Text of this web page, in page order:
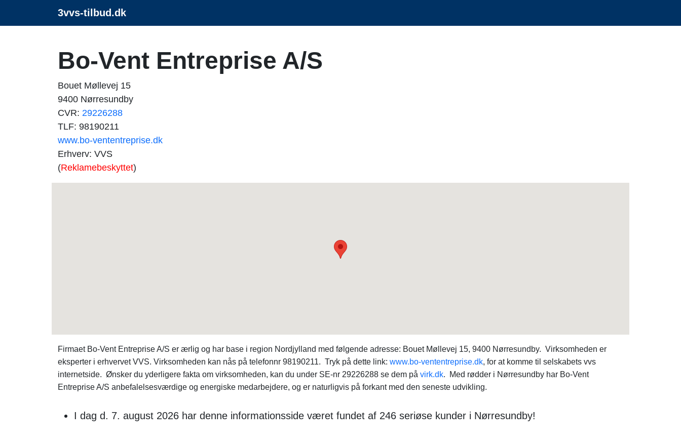
3vvs-tilbud.dk
Bo-Vent Entreprise A/S
Bouet Møllevej 15
9400 Nørresundby
CVR: 29226288
TLF: 98190211
www.bo-vententreprise.dk
Erhverv: VVS
(Reklamebeskyttet)
Firmaet Bo-Vent Entreprise A/S er ærlig og har base i region Nordjylland med følgende adresse: Bouet Møllevej 15, 9400 Nørresundby. Virksomheden er
eksperter i erhvervet VVS. Virksomheden kan nås på telefonnr 98190211. Tryk på dette link: www.bo-vententreprise.dk, for at komme til selskabets vvs
internetside. Ønsker du yderligere fakta om virksomheden, kan du under SE-nr 29226288 se dem på virk.dk. Med rødder i Nørresundby har Bo-Vent
Entreprise A/S anbefalelsesværdige og energiske medarbejdere, og er naturligvis på forkant med den seneste udvikling.
I dag d. 7. august 2026 har denne informationsside været fundet af 246 seriøse kunder i Nørresundby!